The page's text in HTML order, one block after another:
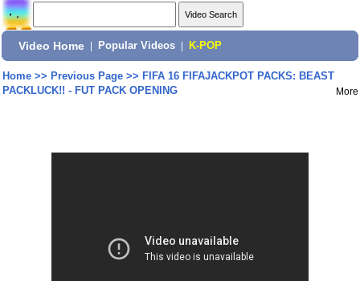
Video Home Popular Videos K-POP
Home>> Previous Page>> FIFA 16 FIFAJACKPOT PACKS: BEAST
PACKLUCK!! - FUT PACK OPENING
More